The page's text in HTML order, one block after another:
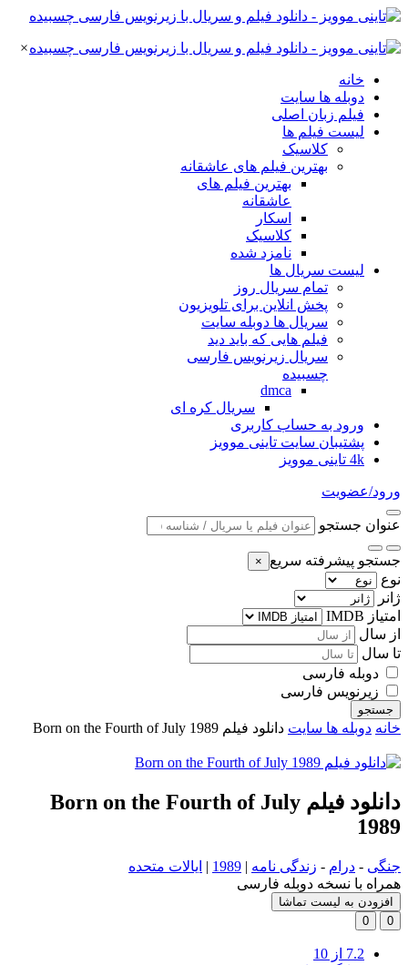
×
خانه
دوبله ها سایت
فیلم زبان اصلی
لیست فیلم ها
کلاسیک
بهترین فیلم های عاشقانه
بهترین فیلم های
عاشقانه
اسکار
کلاسیک
نامزد شده
لیست سریال ها
تمام سریال روز
پخش انلاین برای تلویزیون
سریال ها دوبله سایت
فیلم هایی که باید دید
سریال زیرنویس فارسی
چسبیده
dmca
سریال کره ای
ورود به حساب کاربری
پشتیبان سایت تاینی موویز
4k تاینی موویز
ورود/عضویت
عنوان جستجو
جستجو پیشرفته سریع ×
نوع
ژانر
امتیاز IMDB
از سال
تا سال
دوبله فارسی
زیرنویس فارسی
جستجو
خانه دوبله ها سایت دانلود فیلم Born on the Fourth of July 1989
دانلود فیلم Born on the Fourth of July
1989
جنگی - درام - زندگی نامه |
1989
| ایالات متحده
همراه با نسخه دوبله فارسی
افزودن به لیست تماشا
0
0
7.2 از 10